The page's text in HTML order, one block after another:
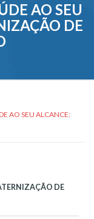
AO SEU
DE
AO SEU ALCANCE:
DE